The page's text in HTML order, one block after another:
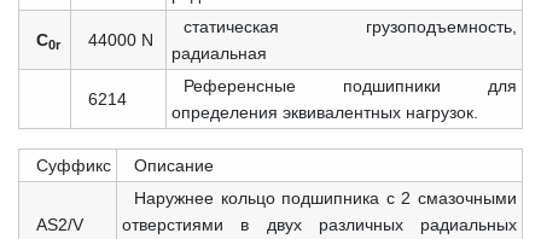
C0r 44000 N
статическая грузоподъемность,
радиальная
6214
Референсные подшипники для
определения эквивалентных нагрузок.
Суффикс Описание
AS2/V
Наружнее кольцо подшипника с 2 смазочными
отверстиями в двух различных радиальных